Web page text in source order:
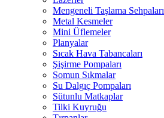
Mengeneli Taşlama Sehpaları
Metal Kesmeler
Mini Üflemeler
Planyalar
Sıcak Hava Tabancaları
Şişirme Pompaları
Somun Sıkmalar
Su Dalgıç Pompaları
Sütunlu Matkaplar
Tilki Kuyruğu